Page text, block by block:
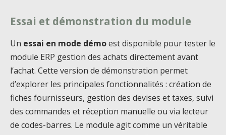
Essai et démonstration du module
Un essai en mode démoest disponible pour tester le
module ERP gestion des achats directement avant
l’achat. Cette version de démonstration permet
d’explorer les principales fonctionnalités : création de
fiches fournisseurs, gestion des devises et taxes, suivi
des commandes et réception manuelle ou via lecteur
de codes-barres. Le module agit comme un véritable